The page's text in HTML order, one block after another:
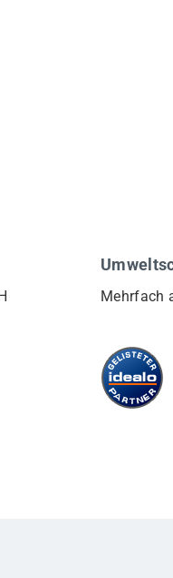
Mehrfach